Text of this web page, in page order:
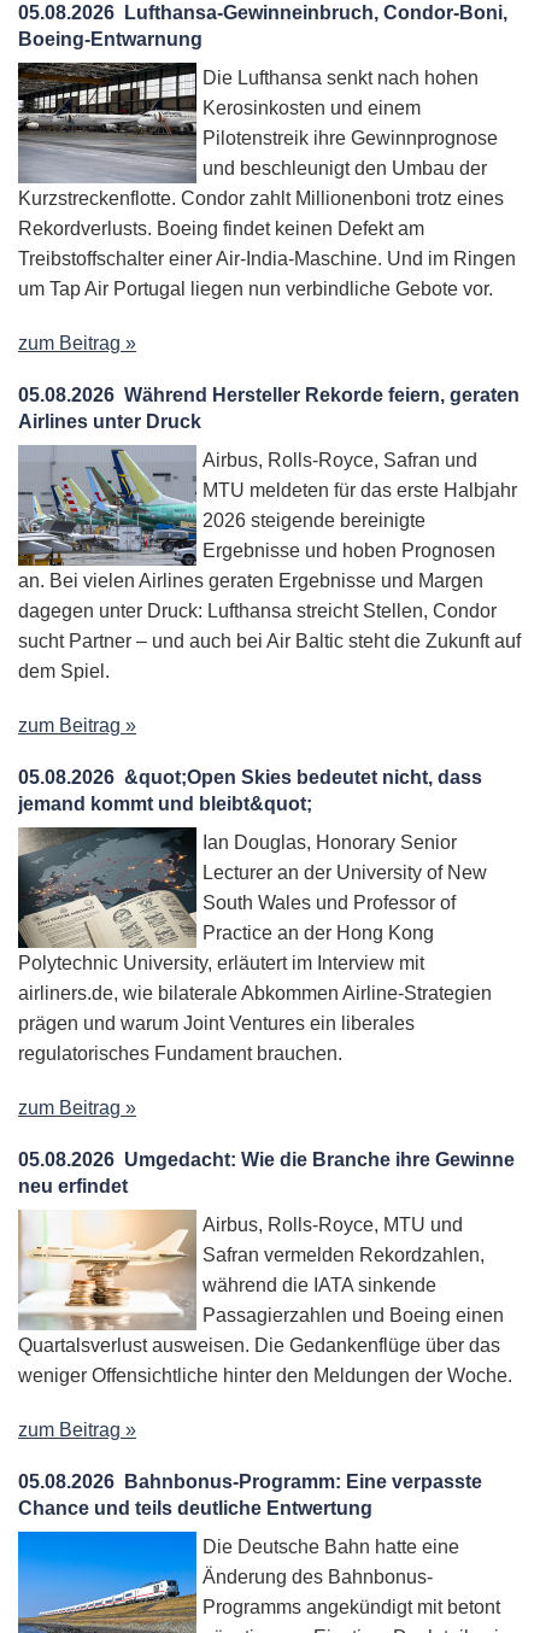
05.08.2026
Lufthansa-Gewinneinbruch, Condor-Boni,
Boeing-Entwarnung
Die Lufthansa senkt nach hohen
Kerosinkosten und einem
Pilotenstreik ihre Gewinnprognose
und beschleunigt den Umbau der
Kurzstreckenflotte. Condor zahlt Millionenboni trotz eines
Rekordverlusts. Boeing findet keinen Defekt am
Treibstoffschalter einer Air-India-Maschine. Und im Ringen
um Tap Air Portugal liegen nun verbindliche Gebote vor.
zum Beitrag »
05.08.2026 Während Hersteller Rekorde feiern, geraten
Airlines unter Druck
Airbus, Rolls-Royce, Safran und
MTU meldeten für das erste Halbjahr
2026 steigende bereinigte
Ergebnisse und hoben Prognosen
an. Bei vielen Airlines geraten Ergebnisse und Margen
dagegen unter Druck: Lufthansa streicht Stellen, Condor
sucht Partner – und auch bei Air Baltic steht die Zukunft auf
dem Spiel.
zum Beitrag »
05.08.2026 &quot;Open Skies bedeutet nicht, dass
jemand kommt und bleibt&quot;
Ian Douglas, Honorary Senior
Lecturer an der University of New
South Wales und Professor of
Practice an der Hong Kong
Polytechnic University, erläutert im Interview mit
airliners.de, wie bilaterale Abkommen Airline-Strategien
prägen und warum Joint Ventures ein liberales
regulatorisches Fundament brauchen.
zum Beitrag »
05.08.2026 Umgedacht: Wie die Branche ihre Gewinne
neu erfindet
Airbus, Rolls-Royce, MTU und
Safran vermelden Rekordzahlen,
während die IATA sinkende
Passagierzahlen und Boeing einen
Quartalsverlust ausweisen. Die Gedankenflüge über das
weniger Offensichtliche hinter den Meldungen der Woche.
zum Beitrag »
05.08.2026
Bahnbonus-Programm: Eine verpasste
Chance und teils deutliche Entwertung
Die Deutsche Bahn hatte eine
Änderung des Bahnbonus-
Programms angekündigt mit betont